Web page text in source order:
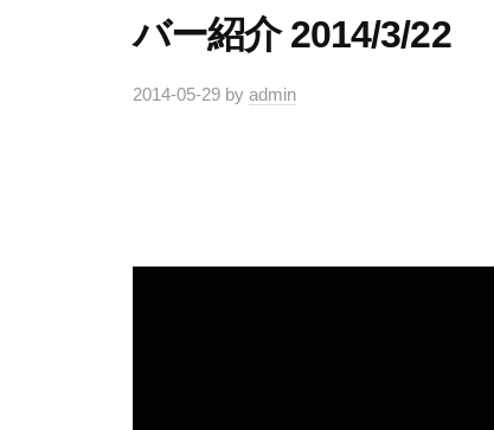
バー紹介 2014/3/22
2014-05-29 by admin